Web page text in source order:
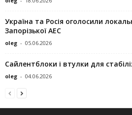
Україна та Росія оголосили
Запорізької АЕС
oleg - 05.06.2026
Сайлентблоки і втулки для
oleg - 04.06.2026